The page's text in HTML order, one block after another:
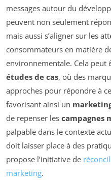
messages autour du
peuvent non seulement
mais aussi s’aligner sur les
consommateurs en matière
environnementale. Cela peut
études de cas, où des
approches pour répondre à
favorisant ainsi un
de repenser les campagnes
palpable dans le contexte
doit laisser place à des
propose l’initiative de
marketing.